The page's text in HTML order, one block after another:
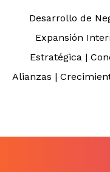
Desarrollo de
Expansión
Estratégica |
Alianzas |